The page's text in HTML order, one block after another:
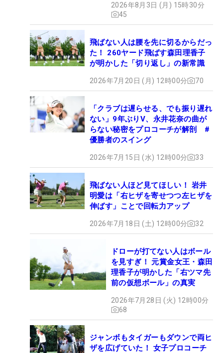
2026年8月3日 (月) 15時30分
45
飛ばない人は腰を先に切るからだっ
た！ 260ヤード飛ばす森田理香子
が明かした「切り返し」の新常識
2026年7月20日 (月) 12時00分 70
「クラブは遅らせる、でも振り遅れ
ない」9年ぶりV、永井花奈の曲が
らない秘密をプロコーチが解剖 #
優勝者のスイング
2026年7月15日 (水) 12時00分 33
飛ばない人ほど見てほしい！ 岩井
明愛は「右ヒザを寄せつつ左ヒザを
伸ばす」ことで回転力アップ
2026年7月18日 (土) 12時00分 32
ドローが打てない人はボール
を見すぎ！ 元賞金女王・森田
理香子が明かした「右ツマ先
前の仮想ボール」の真実
2026年7月28日 (火) 12時00分
68
ジャンボもタイガーもダウンで両ヒ
ザを広げていた！ 女子プロコーチ